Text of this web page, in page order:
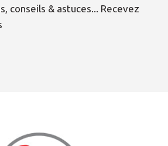
conseils & astuces... Recevez